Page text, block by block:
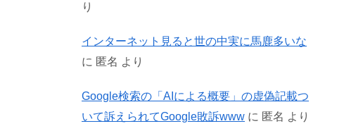
り
インターネット見ると世の中実に馬鹿多いな
に 匿名 より
Google検索の「AIによる概要」の虚偽記載つ
いて訴えられてGoogle敗訴www に 匿名 より